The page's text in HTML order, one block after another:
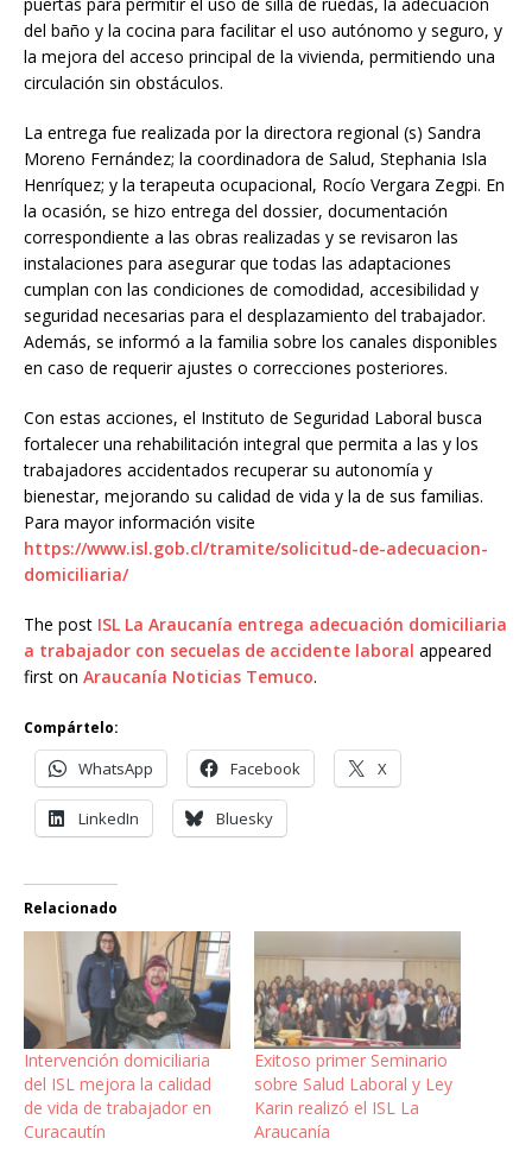
del baño y la cocina para facilitar el uso autónomo y seguro, y
la mejora del acceso principal de la vivienda, permitiendo una
circulación sin obstáculos.
La entrega fue realizada por la directora regional (s) Sandra
Moreno Fernández; la coordinadora de Salud, Stephania Isla
Henríquez; y la terapeuta ocupacional, Rocío Vergara Zegpi. En
la ocasión, se hizo entrega del dossier, documentación
correspondiente a las obras realizadas y se revisaron las
instalaciones para asegurar que todas las adaptaciones
cumplan con las condiciones de comodidad, accesibilidad y
seguridad necesarias para el desplazamiento del trabajador.
Además, se informó a la familia sobre los canales disponibles
en caso de requerir ajustes o correcciones posteriores.
Con estas acciones, el Instituto de Seguridad Laboral busca
fortalecer una rehabilitación integral que permita a las y los
trabajadores accidentados recuperar su autonomía y
bienestar, mejorando su calidad de vida y la de sus familias.
Para mayor información visite
https://www.isl.gob.cl/tramite/solicitud-de-adecuacion-
domiciliaria/
The post ISL La Araucanía entrega adecuación domiciliaria
a trabajador con secuelas de accidente laboral appeared
first on Araucanía Noticias Temuco.
Compártelo:
WhatsApp Facebook X
LinkedIn Bluesky
Relacionado
Intervención domiciliaria
del ISL mejora la calidad
de vida de trabajador en
Curacautín
Exitoso primer Seminario
sobre Salud Laboral y Ley
Karin realizó el ISL La
Araucanía